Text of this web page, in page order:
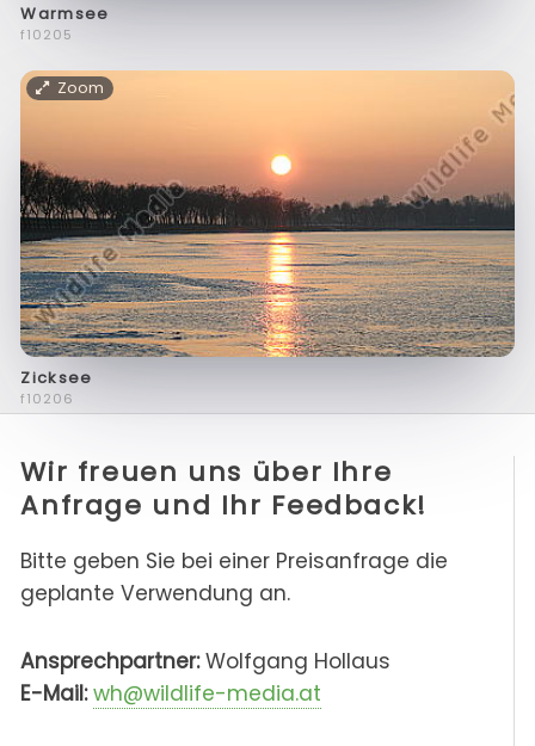
Warmsee
f10205
Zoom
Zicksee
f10206
Wir freuen uns über Ihre
Anfrage und Ihr Feedback!
Bitte geben Sie bei einer Preisanfrage die
geplante Verwendung an.
Ansprechpartner:Wolfgang Hollaus
E-Mail: wh@wildlife-media.at